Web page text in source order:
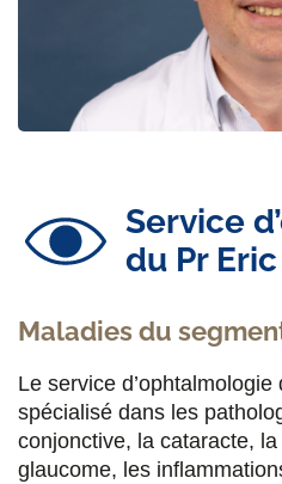
Service
du Pr
Maladies du
Le service
spécialisé dans les
conjonctive, la cataracte,
glaucome, les